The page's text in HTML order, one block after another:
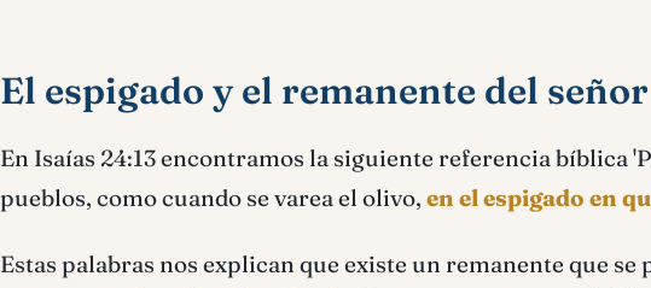
El espigado y el remanente del señor
En Isaías 24:13 encontramos la siguiente referencia bíblica
pueblos, como cuando se varea el olivo, en el espigado en
Estas palabras nos explican que existe un remanente que se